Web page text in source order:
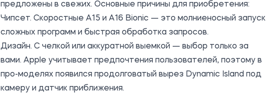
предложены в свежих. Основные причины для приобретения:
Чипсет. Скоростные A15 и A16 Bionic — это молниеносный запуск
сложных программ и быстрая обработка запросов.
Дизайн. С челкой или аккуратной выемкой — выбор только за
вами. Apple учитывает предпочтения пользователей, поэтому в
про-моделях появился продолговатый вырез Dynamic Island под
камеру и датчик приближения.